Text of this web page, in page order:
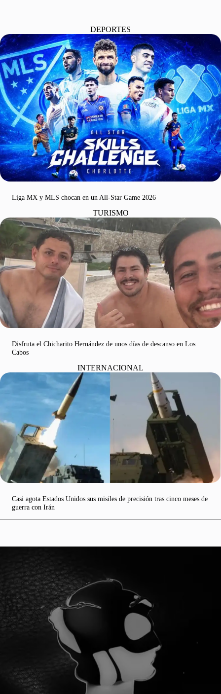
DEPORTES
Liga MX y MLS chocan en un All-Star Game 2026
TURISMO
Disfruta el Chicharito Hernández de unos días de descanso en Los
Cabos
INTERNACIONAL
Casi agota Estados Unidos sus misiles de precisión tras cinco meses de
guerra con Irán
SOMOS